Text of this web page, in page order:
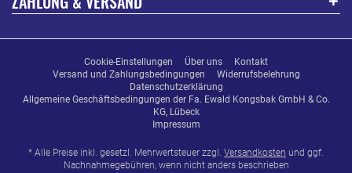
Cookie-Einstellungen Über uns
Kontakt
Versand und Zahlungsbedingungen
Widerrufsbelehrung
Datenschutzerklärung
Allgemeine Geschäftsbedingungen der Fa. Ewald Kongsbak GmbH & Co.
KG, Lübeck
Impressum
* Alle Preise inkl. gesetzl. Mehrwertsteuer zzgl. Versandkosten und ggf.
Nachnahmegebühren, wenn nicht anders beschrieben